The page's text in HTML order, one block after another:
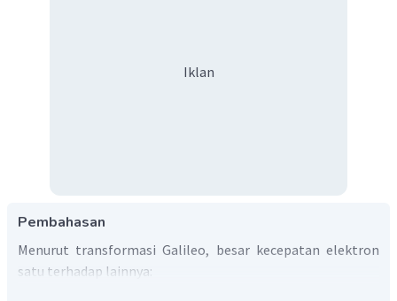
Iklan
Pembahasan
Menurut transformasi Galileo, besar kecepatan elektron
satu terhadap lainnya: